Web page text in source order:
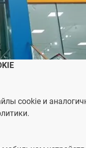
Tiggo 2 Pro MAX
ИНФОРМАЦИЮ
Ваши личные данные
соответствующим
в Заявлении о
информацию о ваших
cookie и